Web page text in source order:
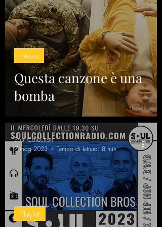
Questa canzone è una
bomba
News
Playlist
Soul Collection
7 mag 2023
Tempo di lettura: 8 min